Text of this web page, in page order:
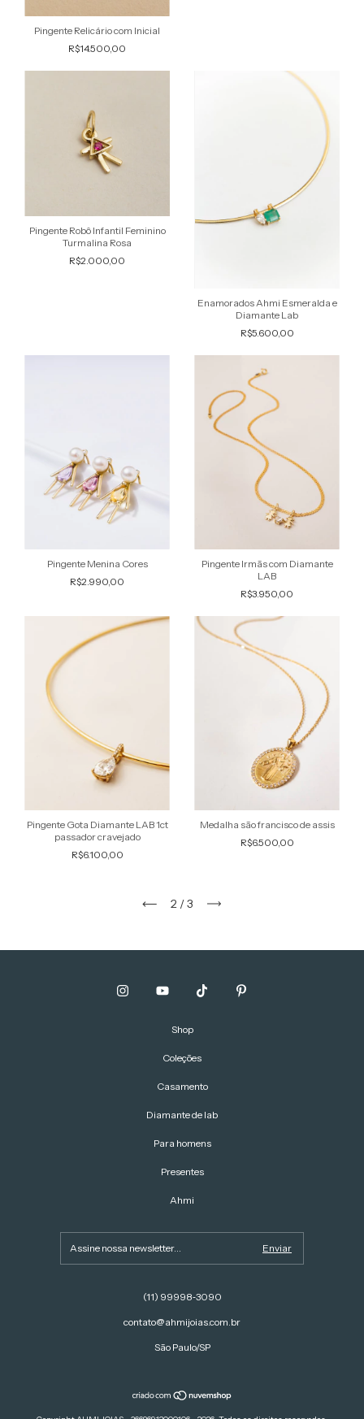
Pingente Relicário com Inicial
R$14.500,00
Pingente Robô Infantil Feminino
Turmalina Rosa
R$2.000,00
Enamorados Ahmi Esmeralda e
Diamante Lab
R$5.600,00
Pingente Menina Cores
R$2.990,00
Pingente Irmãs com Diamante
LAB
R$3.950,00
Pingente Gota Diamante LAB 1ct
passador cravejado
R$6.100,00
Medalha são francisco de assis
R$6.500,00
2 /3
Shop
Coleções
Casamento
Diamante de lab
Para homens
Presentes
Ahmi
(11) 99998‑3090‬
contato@ahmijoias.com.br
São Paulo/SP